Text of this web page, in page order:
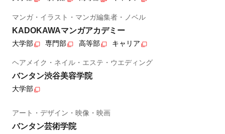
マンガ・イラスト・マンガ編集者・ノベル
KADOKAWAマンガアカデミー
大学部 専門部 高等部 キャリア
ヘアメイク・ネイル・エステ・ウエディング
バンタン渋谷美容学院
大学部
アート・デザイン・映像・映画
バンタン芸術学院